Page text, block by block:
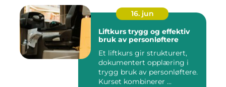
16. jun
Liftkurs trygg og effektiv
bruk av personløftere
Et liftkurs gir strukturert,
dokumentert opplæring i
trygg bruk av personløftere.
Kurset kombinerer ...